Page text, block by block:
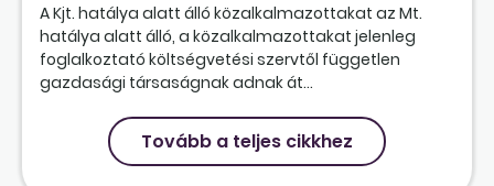
A Kjt. hatálya alatt álló közalkalmazottakat az Mt.
hatálya alatt álló, a közalkalmazottakat jelenleg
foglalkoztató költségvetési szervtől független
gazdasági társaságnak adnak át...
Tovább a teljes cikkhez